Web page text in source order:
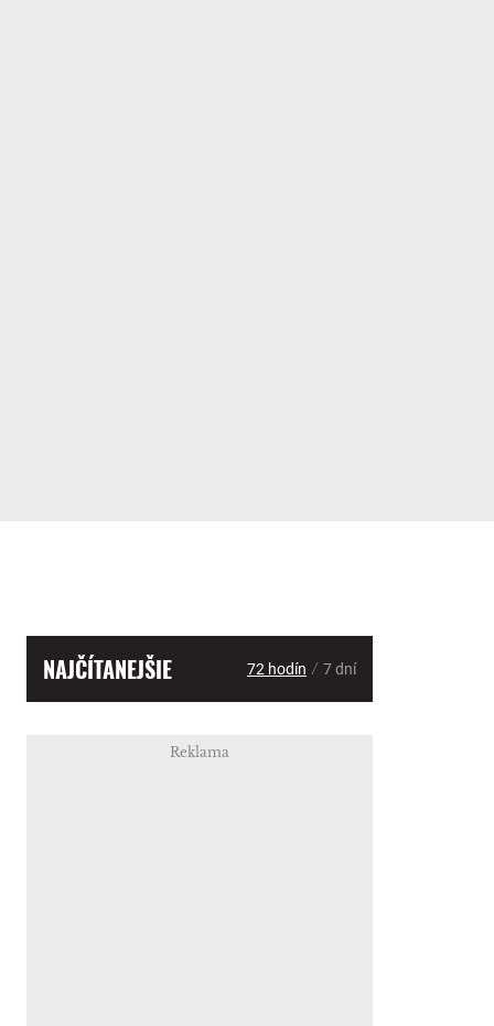
NAJČÍTANEJŠIE 72 hodín / 7 dní
Reklama